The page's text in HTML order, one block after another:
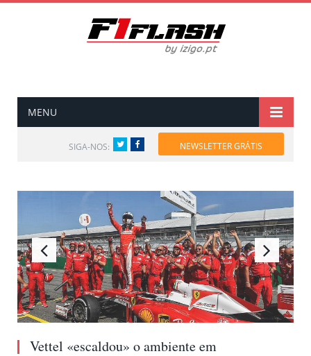
MENU
SIGA-NOS: TwitterFacebook NEWSLETTER GRÁTIS
Vettel «escaldou» o ambiente em